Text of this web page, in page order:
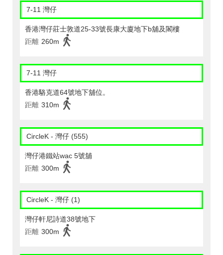
7-11 灣仔
香港灣仔莊士敦道25-33號長康大廈地下b舖及閣樓
距離 260m
7-11 灣仔
香港駱克道64號地下舖位。
距離 310m
CircleK - 灣仔 (555)
灣仔港鐵站wac 5號舖
距離 300m
CircleK - 灣仔 (1)
灣仔軒尼詩道38號地下
距離 300m